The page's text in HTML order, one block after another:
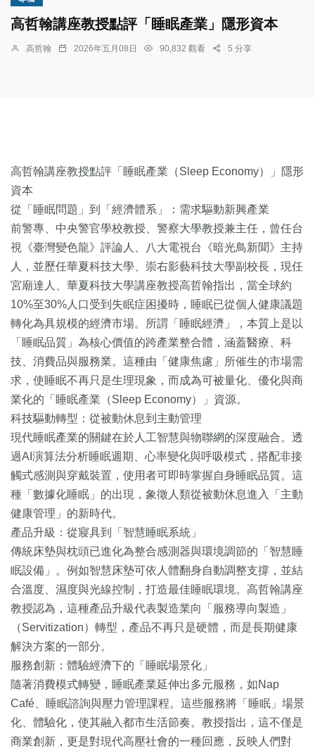
高哲翰講座教授點評「睡眠產業」隱形資本
高哲翰 2026年五月08日 90,832 觀看 5 分享
高哲翰講座教授點評「睡眠產業（Sleep Economy）」隱形
資本
從「睡眠問題」到「經濟體系」：需求驅動新興產業
前警專、中央警官學校教授、警察大學教授兼主任，曾任台
視《臺灣變色龍》評論人、八大電視台《暗光鳥新聞》主持
人，並歷任華夏科技大學、崇右影藝科技大學副校長，現任
宮廟達人、華夏科技大學講座教授高哲翰指出，當全球約
10%至30%人口受到失眠症困擾時，睡眠已從個人健康議題
轉化為具規模的經濟市場。所謂「睡眠經濟」，本質上是以
「睡眠品質」為核心價值的跨產業整合體，涵蓋醫療、科
技、消費品與服務業。這種由「健康焦慮」所催生的市場需
求，使睡眠不再只是生理現象，而成為可被量化、優化與商
業化的「睡眠產業（Sleep Economy）」資源。
科技驅動轉型：從被動休息到主動管理
現代睡眠產業的關鍵在於人工智慧與物聯網的深度融合。透
過AI演算法分析睡眠週期、心率變化與呼吸模式，搭配非接
觸式感測與穿戴裝置，使用者可即時掌握自身睡眠品質。這
種「數據化睡眠」的出現，象徵人類從被動休息進入「主動
健康管理」的新時代。
產品升級：從寢具到「智慧睡眠系統」
傳統床墊與枕頭已進化為整合感測器與環境調節的「智慧睡
眠設備」。例如智慧床墊可依人體翻身自動調整支撐，並結
合溫度、濕度與光線控制，打造最佳睡眠環境。高哲翰講座
教授認為，這種產品升級代表製造業向「服務導向製造」
（Servitization）轉型，產品不再只是硬體，而是長期健康
解決方案的一部分。
服務創新：體驗經濟下的「睡眠場景化」
隨著消費模式轉變，睡眠產業延伸出多元服務，如Nap
Café、睡眠諮詢與壓力管理課程。這些服務將「睡眠」場景
化、體驗化，使其融入都市生活節奏。教授指出，這不僅是
商業創新，更是對現代高壓社會的一種回應，反映人們對